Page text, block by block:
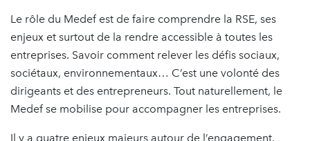
Le rôle du Medef est de faire comprendre la RSE, ses
enjeux et surtout de la rendre accessible à toutes les
entreprises. Savoir comment relever les défis sociaux,
sociétaux, environnementaux… C’est une volonté des
dirigeants et des entrepreneurs. Tout naturellement, le
Medef se mobilise pour accompagner les entreprises.
Il y a quatre enjeux majeurs autour de l’engagement.